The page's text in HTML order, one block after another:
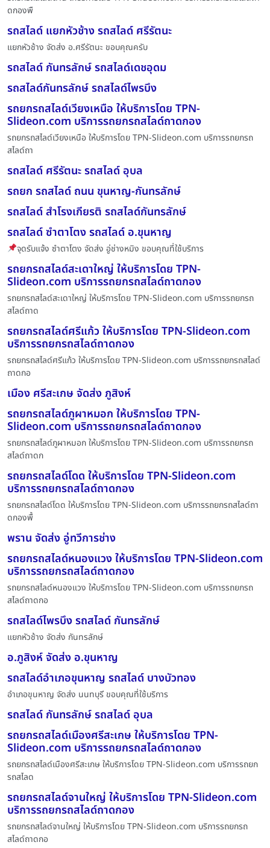
ดกองพื
รถสไลด์ แยกหัวช้าง รถสไลด์ ศรีรัตนะ
แยกหัวช้าง จัดส่ง อ.ศรีรัตนะ ขอบคุณครับ
รถสไลด์ กันทรลักษ์ รถสไลด์เดชอุดม
รถสไลด์กันทรลักษ์ รถสไลด์ไพรบึง
รถยกรถสไลด์เวียงเหนือ ให้บริการโดย TPN-
Slideon.com บริการรถยกรถสไลด์ถาดกอง
รถยกรถสไลด์เวียงเหนือ ให้บริการโดย TPN-Slideon.com บริการรถยกรถ
สไลด์ถา
รถสไลด์ ศรีรัตนะ รถสไลด์ อุบล
รถยก รถสไลด์ ถนน ขุนหาญ-กันทรลักษ์
รถสไลด์ สำโรงเกียรติ รถสไลด์กันทรลักษ์
รถสไลด์ ซำตาโตง รถสไลด์ อ.ขุนหาญ
จุดรับแจ้ง ซำตาโตง จัดส่ง อู่ช่างหมิง ขอบคุณที่ใช้บริการ
รถยกรถสไลด์สะเดาใหญ่ ให้บริการโดย TPN-
Slideon.com บริการรถยกรถสไลด์ถาดกอง
รถยกรถสไลด์สะเดาใหญ่ ให้บริการโดย TPN-Slideon.com บริการรถยกรถ
สไลด์ถาด
รถยกรถสไลด์ศรีแก้ว ให้บริการโดย TPN-Slideon.com
บริการรถยกรถสไลด์ถาดกอง
รถยกรถสไลด์ศรีแก้ว ให้บริการโดย TPN-Slideon.com บริการรถยกรถสไลด์
ถาดกอ
เมือง ศรีสะเกษ จัดส่ง ภูสิงห์
รถยกรถสไลด์ภูผาหมอก ให้บริการโดย TPN-
Slideon.com บริการรถยกรถสไลด์ถาดกอง
รถยกรถสไลด์ภูผาหมอก ให้บริการโดย TPN-Slideon.com บริการรถยกรถ
สไลด์ถาดก
รถยกรถสไลด์โดด ให้บริการโดย TPN-Slideon.com
บริการรถยกรถสไลด์ถาดกอง
รถยกรถสไลด์โดด ให้บริการโดย TPN-Slideon.com บริการรถยกรถสไลด์ถา
ดกองพื้
พราน จัดส่ง อู่ทวีการช่าง
รถยกรถสไลด์หนองแวง ให้บริการโดย TPN-Slideon.com
บริการรถยกรถสไลด์ถาดกอง
รถยกรถสไลด์หนองแวง ให้บริการโดย TPN-Slideon.com บริการรถยกรถ
สไลด์ถาดกอ
รถสไลด์ไพรบึง รถสไลด์ กันทรลักษ์
แยกหัวช้าง จัดส่ง กันทรลักษ์
อ.ภูสิงห์ จัดส่ง อ.ขุนหาญ
รถสไลด์อำเภอขุนหาญ รถสไลด์ บางบัวทอง
อำเภอขุนหาญ จัดส่ง นนทบุรี ขอบคุณที่ใช้บริการ
รถสไลด์ กันทรลักษ์ รถสไลด์ อุบล
รถยกรถสไลด์เมืองศรีสะเกษ ให้บริการโดย TPN-
Slideon.com บริการรถยกรถสไลด์ถาดกอง
รถยกรถสไลด์เมืองศรีสะเกษ ให้บริการโดย TPN-Slideon.com บริการรถยก
รถสไลด
รถยกรถสไลด์จานใหญ่ ให้บริการโดย TPN-Slideon.com
บริการรถยกรถสไลด์ถาดกอง
รถยกรถสไลด์จานใหญ่ ให้บริการโดย TPN-Slideon.com บริการรถยกรถ
สไลด์ถาดกอ